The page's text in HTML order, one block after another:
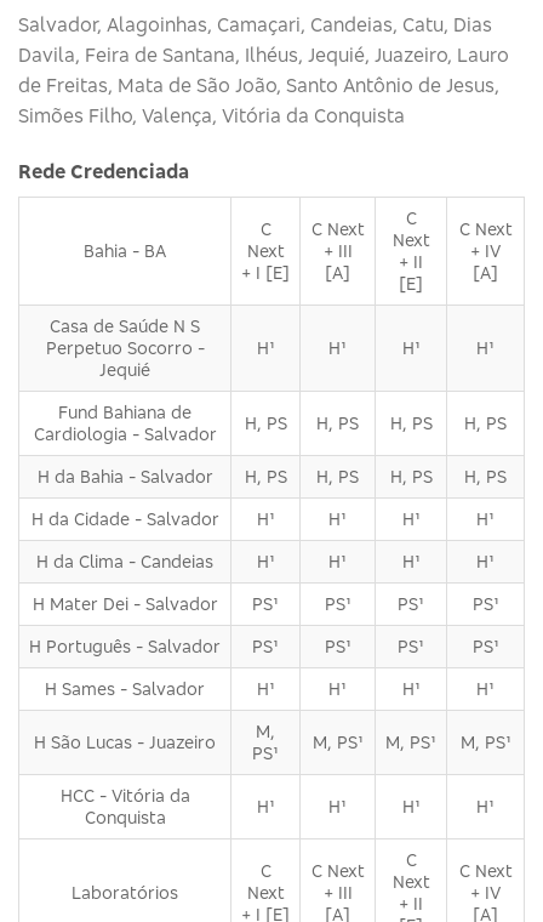
Salvador, Alagoinhas, Camaçari, Candeias, Catu, Dias
Davila, Feira de Santana, Ilhéus, Jequié, Juazeiro, Lauro
de Freitas, Mata de São João, Santo Antônio de Jesus,
Simões Filho, Valença, Vitória da Conquista
Rede Credenciada
Bahia - BA
C
Next
+ I [E]
C Next
+ III
[A]
C
Next
+ II
[E]
C Next
+ IV
[A]
Casa de Saúde N S
Perpetuo Socorro -
Jequié
H¹ H¹ H¹ H¹
Fund Bahiana de
Cardiologia - Salvador
H, PS H, PS H, PS H, PS
H da Bahia - Salvador H, PS H, PS H, PS H, PS
H da Cidade - Salvador H¹ H¹ H¹ H¹
H da Clima - Candeias H¹ H¹ H¹ H¹
H Mater Dei - Salvador PS¹ PS¹ PS¹ PS¹
H Português - Salvador PS¹ PS¹ PS¹ PS¹
H Sames - Salvador H¹ H¹ H¹ H¹
H São Lucas - Juazeiro
M,
PS¹
M, PS¹ M, PS¹ M, PS¹
HCC - Vitória da
Conquista
H¹ H¹ H¹ H¹
Laboratórios
C
Next
+ I [E]
C Next
+ III
[A]
C
Next
+ II
C Next
+ IV
[A]